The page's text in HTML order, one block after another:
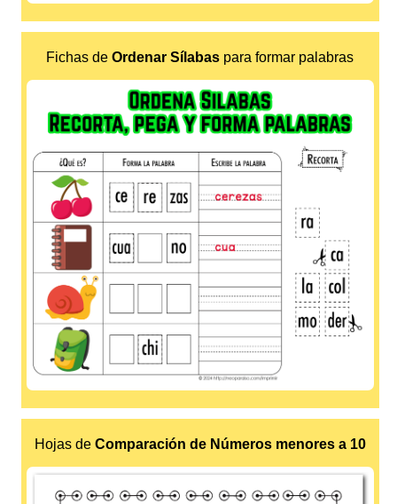
Fichas deOrdenar Sílabas para formar palabras
Hojas de Comparación de Números menores a 10